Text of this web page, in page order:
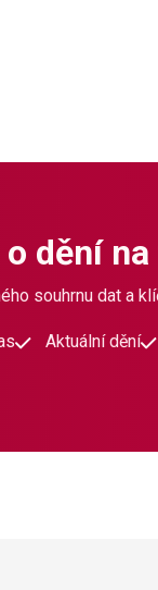
o dění
souhrnu dat a
Aktuální dění